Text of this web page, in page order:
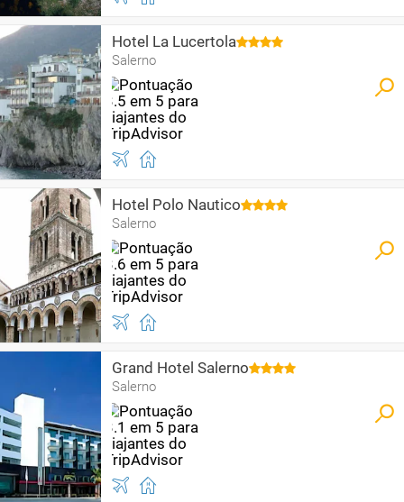
Hotel La Lucertola
Salerno
Hotel Polo Nautico
Salerno
Grand Hotel Salerno
Salerno